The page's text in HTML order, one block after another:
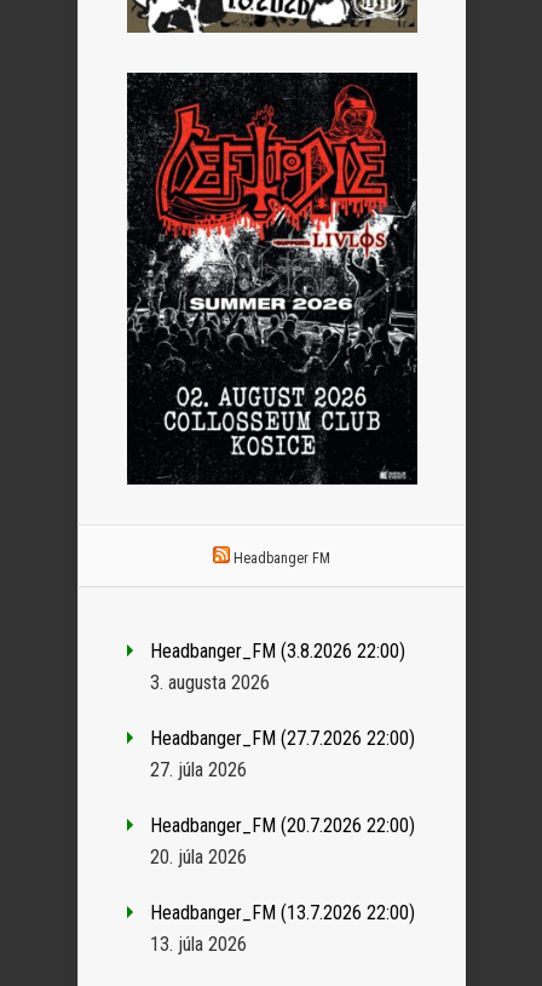
Headbanger FM
Headbanger_FM (3.8.2026 22:00)
3. augusta 2026
Headbanger_FM (27.7.2026 22:00)
27. júla 2026
Headbanger_FM (20.7.2026 22:00)
20. júla 2026
Headbanger_FM (13.7.2026 22:00)
13. júla 2026